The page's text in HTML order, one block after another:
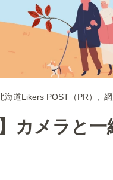
海道Likers POST（PR）
】カメラと